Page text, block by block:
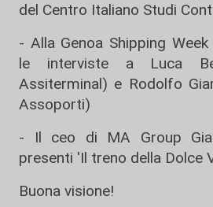
del Centro Italiano Studi
- Alla Genoa Shipping
le interviste a Luca
Assiterminal) e Rodolfo
Assoporti)
- Il ceo di MA Group
presenti 'Il treno della Dolce
Buona visione!